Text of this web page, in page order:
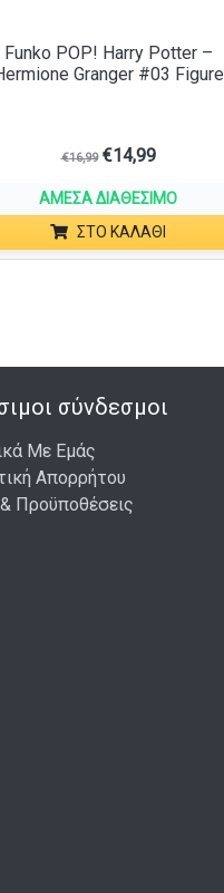
Funko POP! Harry Potter –
Granger #03 Figure
€16,99 €14,99
ΆΜΕΣΑ ΔΙΑΘΈΣΙΜΟ
ΣΤΟ ΚΑΛΆΘΙ
σύνδεσμοι
Με Εμάς
Απορρήτου
Προϋποθέσεις